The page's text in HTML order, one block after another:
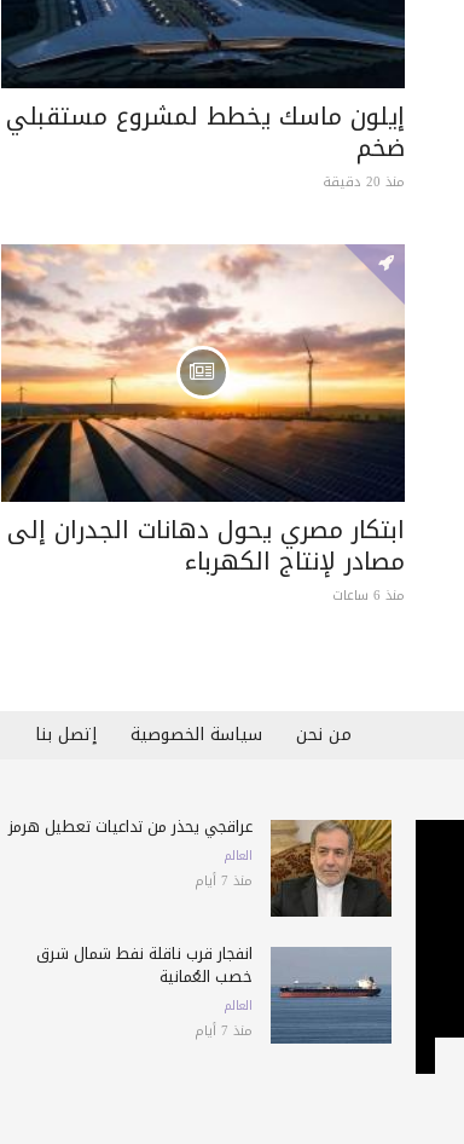
إيلون ماسك يخطط لمشروع مستقبلي
ضخم
منذ 20 دقيقة
ابتكار مصري يحول دهانات الجدران إلى
مصادر لإنتاج الكهرباء
منذ 6 ساعات
من نحن سياسة الخصوصية إتصل بنا
عراقجي يحذّر من تداعيات تعطيل هرمز
العالم
منذ 7 أيام
انفجار قرب ناقلة نفط شمال شرق
خصب العُمانية
العالم
منذ 7 أيام